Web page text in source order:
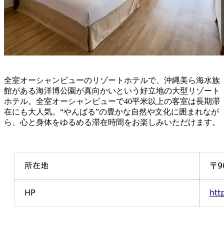
全室オーシャンビューのリゾートホテルで、沖縄美ら海水族
館がある海洋博公園が真向かいという好立地の大型リゾート
ホテル。全室オーシャンビューで40平米以上の客室は長期滞
在にも大人気。“やんばる”の豊かな自然や文化に囲まれなが
ら、心と身体をゆるめる滞在時間をお楽しみいただけます。